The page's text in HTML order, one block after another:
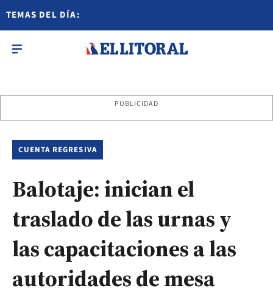
TEMAS DEL DÍA:
PUBLICIDAD
CUENTA REGRESIVA
Balotaje: inician el
traslado de las urnas y
las capacitaciones a las
autoridades de mesa